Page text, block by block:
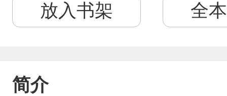
放入书架 全
简介